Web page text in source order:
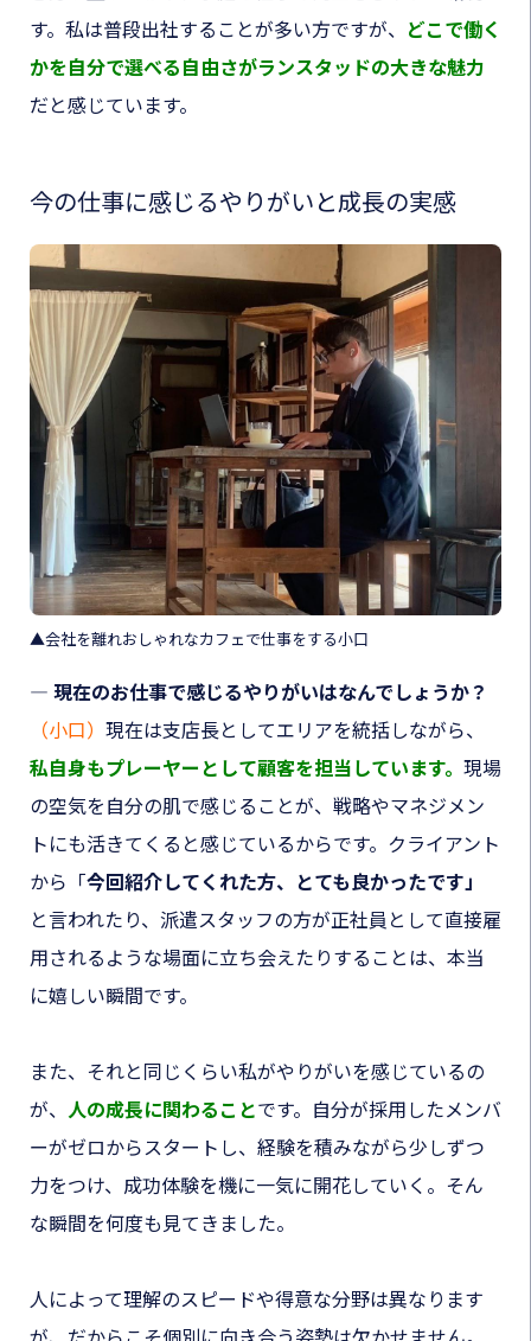
す。私は普段出社することが多い方ですが、
どこで働く
かを自分で選べる自由さがランスタッドの大きな魅力
だと感じています。
今の仕事に感じるやりがいと成長の実感
▲会社を離れおしゃれなカフェで仕事をする小口
― 現在のお仕事で感じるやりがいはなんでしょうか？
（小口） 現在は支店長としてエリアを統括しながら、
私自身もプレーヤーとして顧客を担当しています。 現場
の空気を自分の肌で感じることが、戦略やマネジメン
トにも活きてくると感じているからです。クライアント
から
「今回紹介してくれた方、とても良かったです」
と言われたり、派遣スタッフの方が正社員として直接雇
用されるような場面に立ち会えたりすることは、本当
に嬉しい瞬間です。
また、それと同じくらい私がやりがいを感じているの
が、 人の成長に関わることです。自分が採用したメンバ
ーがゼロからスタートし、経験を積みながら少しずつ
力をつけ、成功体験を機に一気に開花していく。そん
な瞬間を何度も見てきました。
人によって理解のスピードや得意な分野は異なります